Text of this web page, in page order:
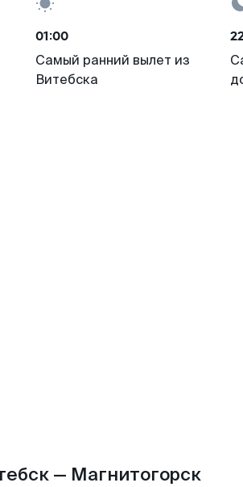
01:00
Самый ранний вылет из
Витебска
— Магнитогорск